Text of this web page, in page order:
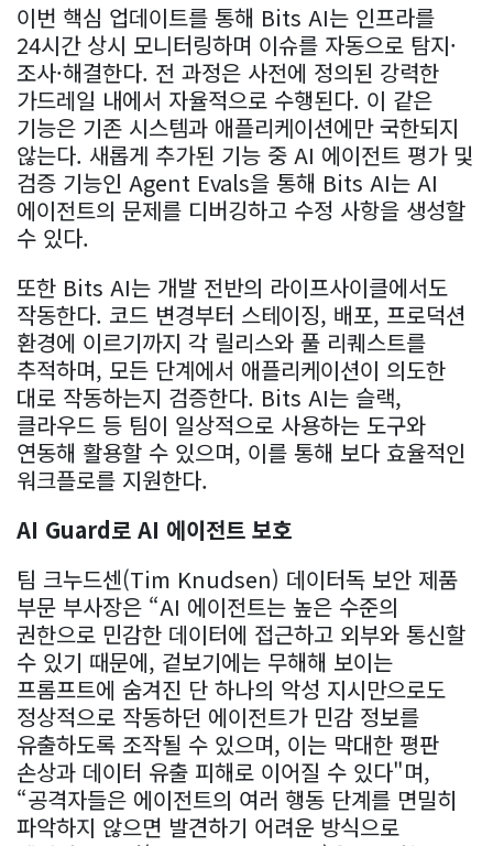
이번 핵심 업데이트를 통해 Bits AI는 인프라를
24시간 상시 모니터링하며 이슈를 자동으로 탐지·
조사·해결한다. 전 과정은 사전에 정의된 강력한
가드레일 내에서 자율적으로 수행된다. 이 같은
기능은 기존 시스템과 애플리케이션에만 국한되지
않는다. 새롭게 추가된 기능 중 AI 에이전트 평가 및
검증 기능인 Agent Evals을 통해 Bits AI는 AI
에이전트의 문제를 디버깅하고 수정 사항을 생성할
수 있다.
또한 Bits AI는 개발 전반의 라이프사이클에서도
작동한다. 코드 변경부터 스테이징, 배포, 프로덕션
환경에 이르기까지 각 릴리스와 풀 리퀘스트를
추적하며, 모든 단계에서 애플리케이션이 의도한
대로 작동하는지 검증한다. Bits AI는 슬랙,
클라우드 등 팀이 일상적으로 사용하는 도구와
연동해 활용할 수 있으며, 이를 통해 보다 효율적인
워크플로를 지원한다.
AI Guard로 AI 에이전트 보호
팀 크누드센(Tim Knudsen) 데이터독 보안 제품
부문 부사장은 “AI 에이전트는 높은 수준의
권한으로 민감한 데이터에 접근하고 외부와 통신할
수 있기 때문에, 겉보기에는 무해해 보이는
프롬프트에 숨겨진 단 하나의 악성 지시만으로도
정상적으로 작동하던 에이전트가 민감 정보를
유출하도록 조작될 수 있으며, 이는 막대한 평판
손상과 데이터 유출 피해로 이어질 수 있다"며,
“공격자들은 에이전트의 여러 행동 단계를 면밀히
파악하지 않으면 발견하기 어려운 방식으로